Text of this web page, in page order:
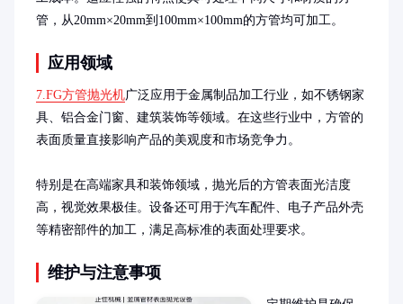
管，从20mm×20mm到100mm×100mm的方管均可加工。
应用领域
7.FG方管抛光机广泛应用于金属制品加工行业，如不锈钢家
具、铝合金门窗、建筑装饰等领域。在这些行业中，方管的
表面质量直接影响产品的美观度和市场竞争力。
特别是在高端家具和装饰领域，抛光后的方管表面光洁度
高，视觉效果极佳。设备还可用于汽车配件、电子产品外壳
等精密部件的加工，满足高标准的表面处理要求。
维护与注意事项